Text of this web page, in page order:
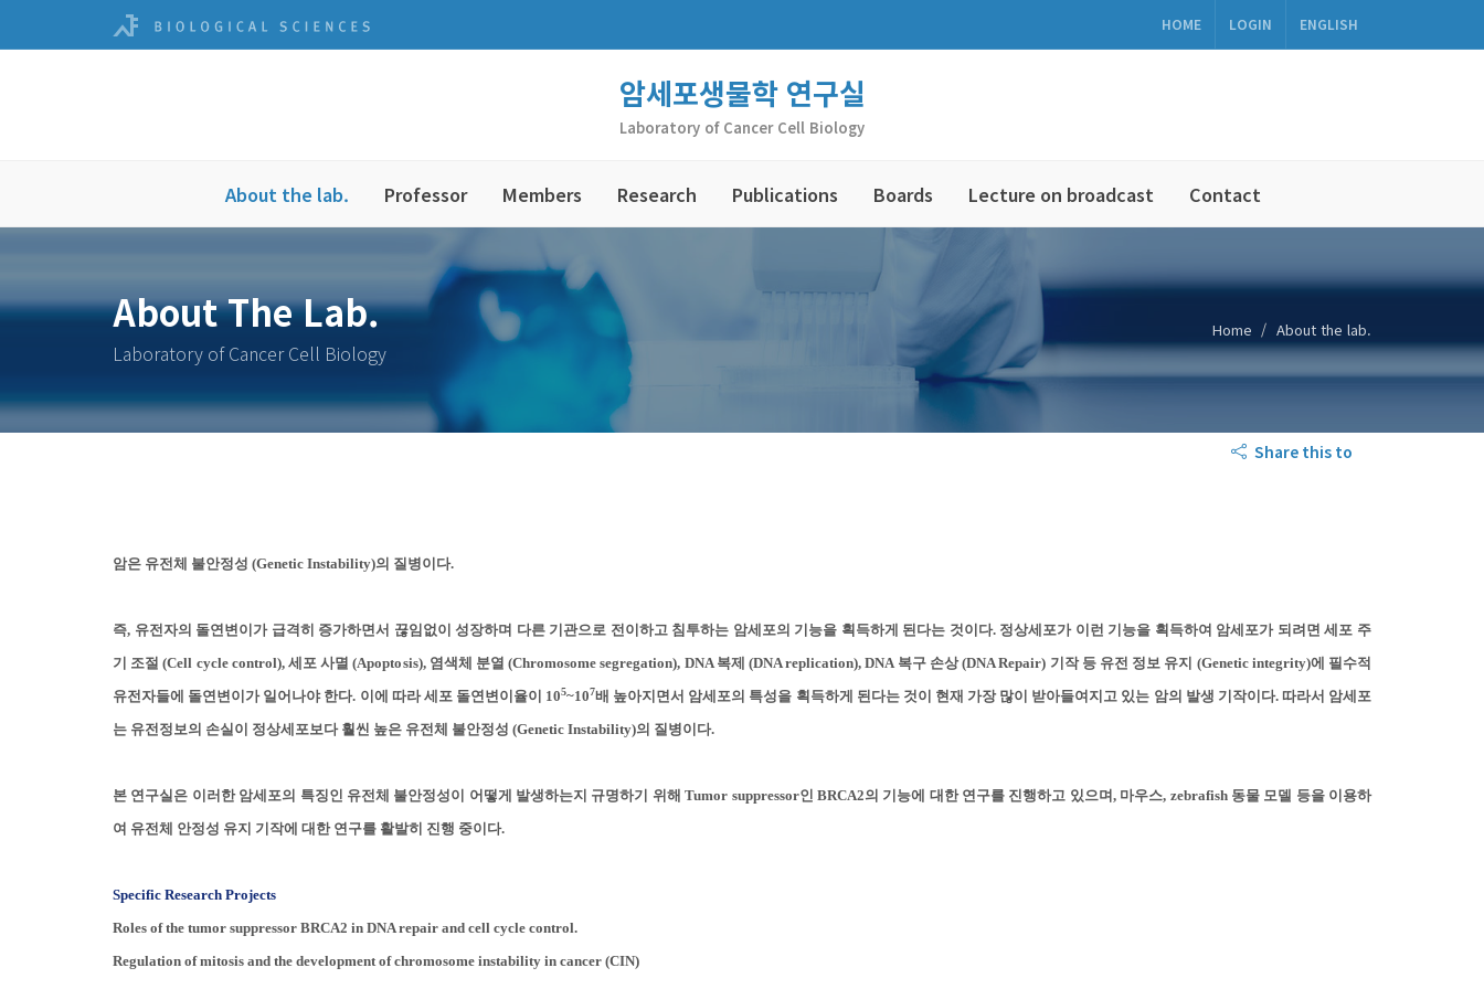
HOME LOGIN ENGLISH
암세포생물학 연구실
Laboratory of Cancer Cell Biology
About the lab. Professor Members Research Publications Boards Lecture on broadcast Contact
About The Lab.
Laboratory of Cancer Cell Biology
Home About the lab.
Share this to
암은 유전체 불안정성 (Genetic Instability)의 질병이다.
즉, 유전자의 돌연변이가 급격히 증가하면서 끊임없이 성장하며 다른 기관으로 전이하고 침투하는 암세포의 기능을 획득하게 된다는 것이다. 정상세포가 이런 기능을 획득하여 암세포가 되려면 세포 주
기 조절 (Cell cycle control), 세포 사멸 (Apoptosis), 염색체 분열 (Chromosome segregation), DNA 복제 (DNA replication), DNA 복구 손상 (DNA Repair) 기작 등 유전 정보 유지 (Genetic integrity)에 필수적
유전자들에 돌연변이가 일어나야 한다. 이에 따라 세포 돌연변이율이 105~107배 높아지면서 암세포의 특성을 획득하게 된다는 것이 현재 가장 많이 받아들여지고 있는 암의 발생 기작이다. 따라서 암세포
는 유전정보의 손실이 정상세포보다 훨씬 높은 유전체 불안정성 (Genetic Instability)의 질병이다.
본 연구실은 이러한 암세포의 특징인 유전체 불안정성이 어떻게 발생하는지 규명하기 위해 Tumor suppressor인 BRCA2의 기능에 대한 연구를 진행하고 있으며, 마우스, zebrafish 동물 모델 등을 이용하
여 유전체 안정성 유지 기작에 대한 연구를 활발히 진행 중이다.
Specific Research Projects
Roles of the tumor suppressor BRCA2 in DNA repair and cell cycle control.
Regulation of mitosis and the development of chromosome instability in cancer (CIN)